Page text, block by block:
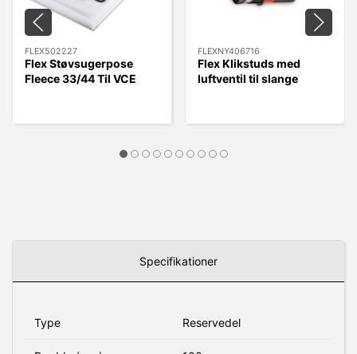
FLEX502227
Flex Støvsugerpose
Fleece 33/44 Til VCE
FLEXNY406716
Flex Klikstuds med
luftventil til slange
Specifikationer
Type Reservedel